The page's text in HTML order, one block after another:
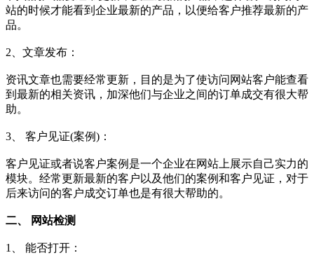
站的时候才能看到企业最新的产品，以便给客户推荐最新的产
品。
2、文章发布：
资讯文章也需要经常更新，目的是为了使访问网站客户能查看
到最新的相关资讯，加深他们与企业之间的订单成交有很大帮
助。
3、 客户见证(案例)：
客户见证或者说客户案例是一个企业在网站上展示自己实力的
模块。经常更新最新的客户以及他们的案例和客户见证，对于
后来访问的客户成交订单也是有很大帮助的。
二、 网站检测
1、 能否打开：